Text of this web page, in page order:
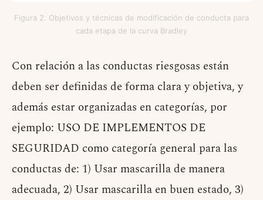
Figura 2. Objetivos y técnicas de modificación de conducta para
cada etapa de la curva Bradley
Con relación a las conductas riesgosas están
deben ser definidas de forma clara y objetiva, y
además estar organizadas en categorías, por
ejemplo: USO DE IMPLEMENTOS DE
SEGURIDAD como categoría general para las
conductas de: 1) Usar mascarilla de manera
adecuada, 2) Usar mascarilla en buen estado, 3)